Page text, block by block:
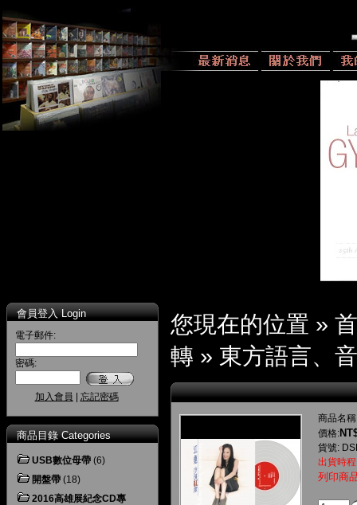
會員登入 Login
電子郵件:
密碼:
加入會員 忘記密碼
商品目錄 Categories
USB數位母帶 (6)
開盤帶 (18)
2016高雄展紀念CD專
您現在的位置 »
轉 » 東方語言、
商品名
價格:
貨號:
出貨時
列印商